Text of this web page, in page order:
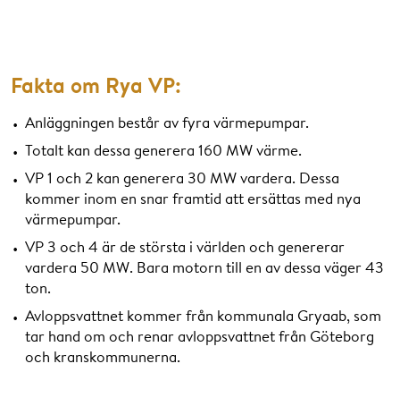
Fakta om Rya VP:
Anläggningen består av fyra värmepumpar.
Totalt kan dessa generera 160 MW värme.
VP 1 och 2 kan generera 30 MW vardera. Dessa
kommer inom en snar framtid att ersättas med nya
värmepumpar.
VP 3 och 4 är de största i världen och genererar
vardera 50 MW. Bara motorn till en av dessa väger 43
ton.
Avloppsvattnet kommer från kommunala Gryaab, som
tar hand om och renar avloppsvattnet från Göteborg
och kranskommunerna.